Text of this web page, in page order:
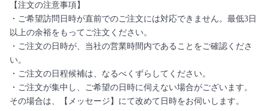
【注文の注意事項】
・ご希望訪問日時が直前でのご注文には対応できません。最低3日
以上の余裕をもってご注文ください。
・ご注文の日時が、当社の営業時間内であることをご確認くださ
い。
・ご注文の日程候補は、なるべくずらしてください。
・ご注文が集中し、ご希望の日時に伺えない場合がございます。
その場合は、【メッセージ】にて改めて日時をお伺いします。